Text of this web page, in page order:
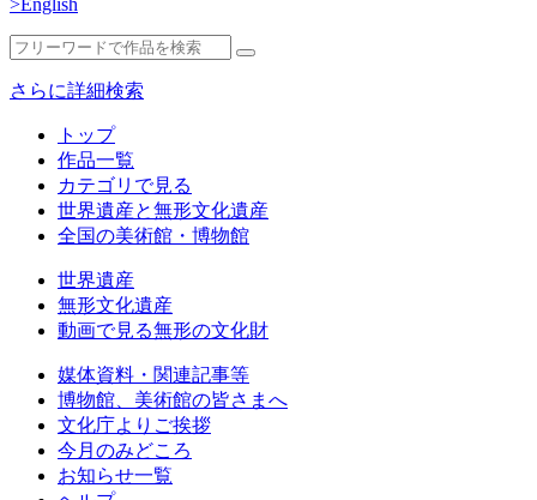
さらに詳細検索
トップ
作品一覧
カテゴリで見る
世界遺産と無形文化遺産
全国の美術館・博物館
世界遺産
無形文化遺産
動画で見る無形の文化財
媒体資料・関連記事等
博物館、美術館の皆さまへ
文化庁よりご挨拶
今月のみどころ
お知らせ一覧